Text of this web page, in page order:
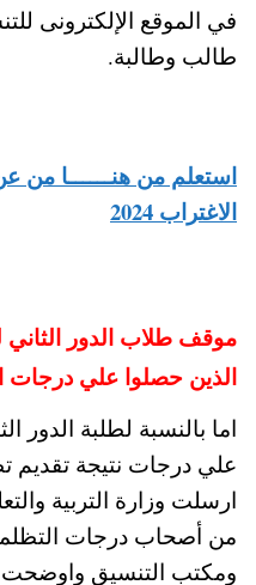
طالب وطالبة.
استعلم من هنــــــا من
الاغتراب 2024
الذين حصلوا علي درجات
اما بالنسبة لطلبة الدور
علي درجات نتيجة تقديم
ارسلت وزارة التربية
من أصحاب درجات
ومكتب التنسيق واوضحت